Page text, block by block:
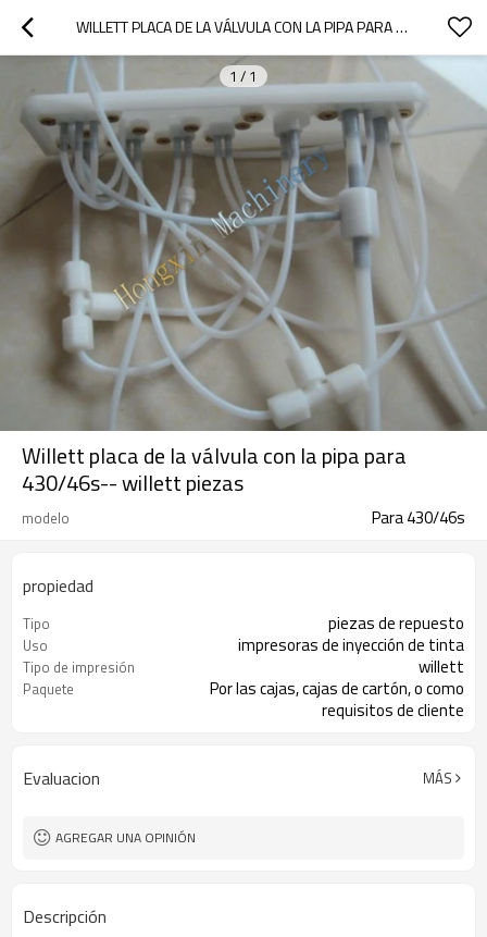
WILLETT PLACA DE LA VÁLVULA CON LA PIPA PARA 430/46S-- WILLETT PIEZAS
1 / 1
Willett placa de la válvula con la pipa para
430/46s-- willett piezas
modelo Para 430/46s
propiedad
Tipo piezas de repuesto
Uso impresoras de inyección de tinta
Tipo de impresión willett
Paquete
Por las cajas, cajas de cartón, o como
requisitos de cliente
Evaluacion MÁS
AGREGAR UNA OPINIÓN
Descripción